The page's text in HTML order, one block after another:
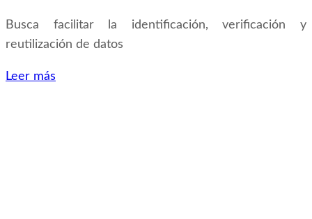
Busca facilitar la identificación, verificación y
reutilización de datos
Leer más